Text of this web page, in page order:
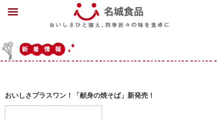
おいしさプラスワン！「献身の焼そば」新発売！